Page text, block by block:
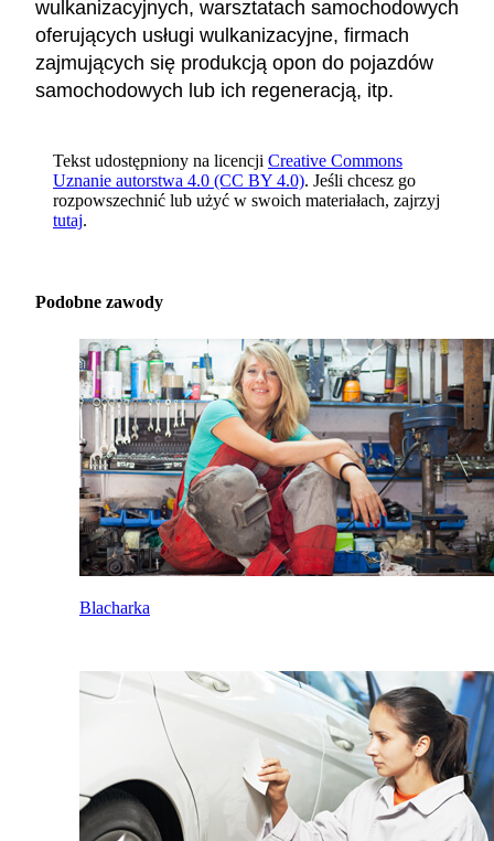
wulkanizacyjnych, warsztatach samochodowych
oferujących usługi wulkanizacyjne, firmach
zajmujących się produkcją opon do pojazdów
samochodowych lub ich regeneracją, itp.
Tekst udostępniony na licencji Creative Commons
Uznanie autorstwa 4.0 (CC BY 4.0). Jeśli chcesz go
rozpowszechnić lub użyć w swoich materiałach, zajrzyj
tutaj.
Podobne zawody
Blacharka